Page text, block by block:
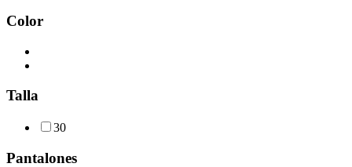
Color
Talla
30
Pantalones